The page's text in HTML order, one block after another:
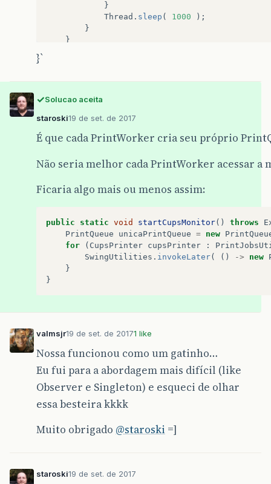
}
Thread . sleep ( 1000
);
}
}
(printQueue getDefaultTableModel().
printQueue. getDefaultTableModel().
} else {
for (int row = 0; row
break;
}
}
if
( duplicateRow == - 1)
{
printQueue .toFront
}
}`
Solucao aceita
staroski19 de set. de 2017
É que cada PrintWorker cria seu próprio
Não seria melhor cada PrintWorker acessar a
Ficaria algo mais ou menos assim:
public static void startCupsMonitor() throws
PrintQueue
unicaPrintQueue = new
for
( CupsPrinter cupsPrinter :
SwingUtilities . invokeLater( () -> new
}
}
valmsjr19 de set. de 20171 like
Nossa funcionou como um gatinho…
Eu fui para a abordagem mais difícil (like
Observer e Singleton) e esqueci de olhar
essa besteira kkkk
Muito obrigado @staroski =]
staroski19 de set. de 2017